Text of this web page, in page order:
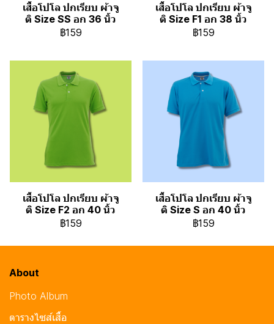
เสื้อโปโล ปกเรียบ ผ้าจู
ติ Size SS อก 36 นิ้ว
฿159
เสื้อโปโล ปกเรียบ ผ้าจู
ติ Size F1 อก 38 นิ้ว
฿159
เสื้อโปโล ปกเรียบ ผ้าจู
ติ Size F2 อก 40 นิ้ว
฿159
เสื้อโปโล ปกเรียบ ผ้าจู
ติ Size S อก 40 นิ้ว
฿159
About
Photo Album
ตารางไซส์เสื้อ